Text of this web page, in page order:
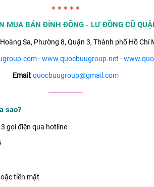
✶✶✶✶✶
MUA BÁN ĐỈNH ĐỒNG - LƯ ĐỒNG CŨ
Sa, Phường 8, Quận 3, Thành phố Hồ Chí
-www.quocbuugroup.net -
Email:quocbuugroup@gmail.com
-----------------
sao?
gọi điện qua hotline
tiền mặt